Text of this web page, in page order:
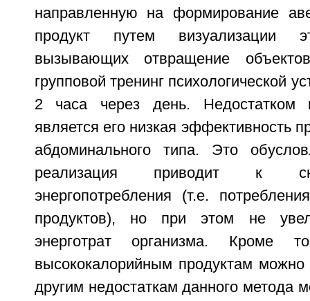
направленную на формирование
продукт путем визуализации
вызывающих отвращение
групповой тренинг психологической
2 часа через день. Недостатком
является его низкая эффективность
абдоминального типа. Это
реализация приводит к
энергопотребления (т.е.
продуктов), но при этом не
энерготрат организма. Кроме
высококалорийным продуктам
другим недостаткам данного метода